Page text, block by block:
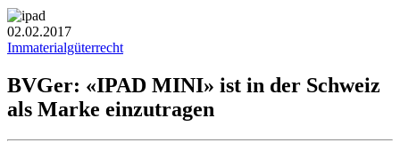
02.02.2017
Immaterialgüterrecht
BVGer: «IPAD MINI» ist in der Schweiz
als Marke einzutragen